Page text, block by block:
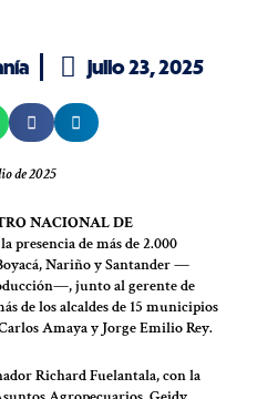
julio 23, 2025
de 2025
NACIONAL DE
presencia de más de 2.000
Nariño y Santander —
junto al gerente de
de los alcaldes de 15 municipios
Amaya y Jorge Emilio Rey.
Richard Fuelantala, con la